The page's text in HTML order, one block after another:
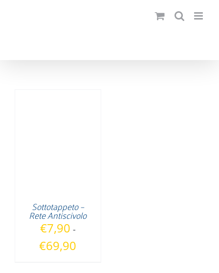
Sottotappeto –
Rete Antiscivolo
€7,90 -
€69,90